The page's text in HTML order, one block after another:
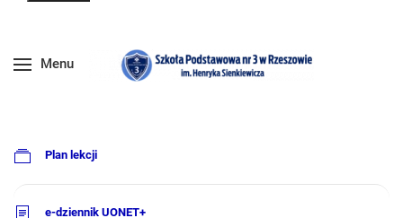
Menu
Plan lekcji
e-dziennik UONET+